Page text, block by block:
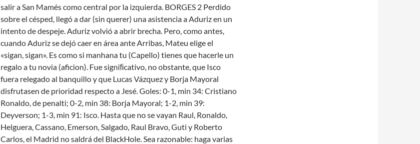
salir a San Mamés como central por la izquierda. BORGES 2 Perdido
sobre el césped, llegó a dar (sin querer) una asistencia a Aduriz en un
intento de despeje. Aduriz volvió a abrir brecha. Pero, como antes,
cuando Aduriz se dejó caer en área ante Arribas, Mateu elige el
«sigan, sigan». Es como si manhana tu (Capello) tienes que hacerle un
regalo a tu novia (aficion). Fue signiﬁcativo, no obstante, que Isco
fuera relegado al banquillo y que Lucas Vázquez y Borja Mayoral
disfrutasen de prioridad respecto a Jesé. Goles: 0-1, min 34: Cristiano
Ronaldo, de penalti; 0-2, min 38: Borja Mayoral; 1-2, min 39:
Deyverson; 1-3, min 91: Isco. Hasta que no se vayan Raul, Ronaldo,
Helguera, Cassano, Emerson, Salgado, Raul Bravo, Guti y Roberto
Carlos, el Madrid no saldrá del BlackHole. Sea razonable: haga varias